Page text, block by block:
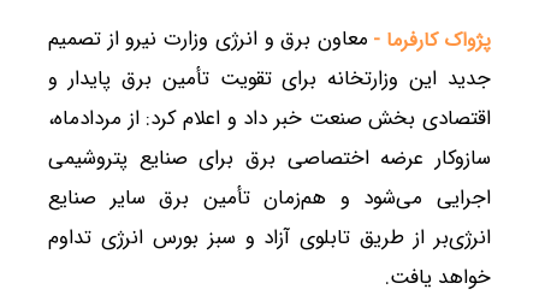
پژواک کارفرما - معاون برق و انرژی وزارت نیرو از تصمیم
جدید این وزارتخانه برای تقویت تأمین برق پایدار و
اقتصادی بخش صنعت خبر داد و اعلام کرد: از مردادماه،
سازوکار عرضه اختصاصی برق برای صنایع پتروشیمی
اجرایی می‌شود و هم‌زمان تأمین برق سایر صنایع
انرژی‌بر از طریق تابلوی آزاد و سبز بورس انرژی تداوم
خواهد یافت.